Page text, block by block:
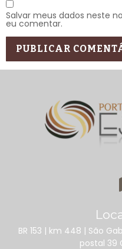
Salvar meus dados neste
eu comentar.
BR 153 | km 448 | São
postal 39